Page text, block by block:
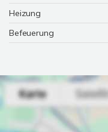
Heizung
Befeuerung